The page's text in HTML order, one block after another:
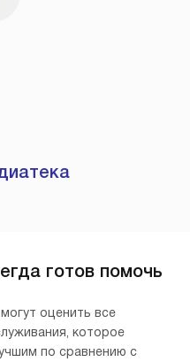
готов помочь
оценить все
которое
по сравнению с